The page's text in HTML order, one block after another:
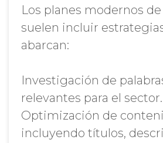
Los planes modernos
suelen incluir
abarcan:
Investigación de
relevantes para el sector.
Optimización de
incluyendo títulos,